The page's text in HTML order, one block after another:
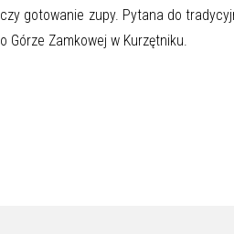
gotowanie zupy. Pytana do
Górze Zamkowej w Kurzętniku.